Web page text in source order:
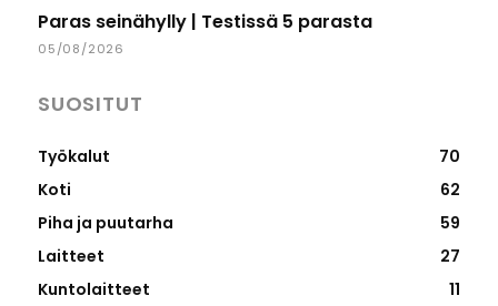
Paras seinähylly | Testissä 5 parasta
05/08/2026
SUOSITUT
Työkalut
70
Koti
62
Piha ja puutarha
59
Laitteet
27
Kuntolaitteet
11